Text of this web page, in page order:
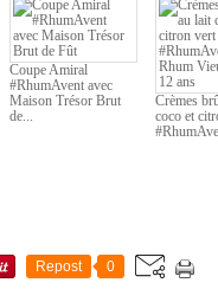
Coupe Amiral
#RhumAvent avec
Maison Trésor Brut
de...
Crèmes
coco et
Repost 0